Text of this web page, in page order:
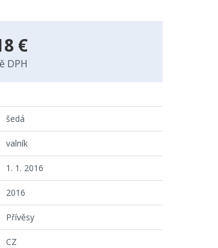
€
DPH
šedá
valník
1. 1. 2016
2016
Přívěsy
CZ